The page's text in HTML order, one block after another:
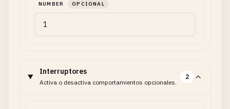
NUMBER OPCIONAL
Interruptores
Activa o desactiva comportamientos opcionales.
2